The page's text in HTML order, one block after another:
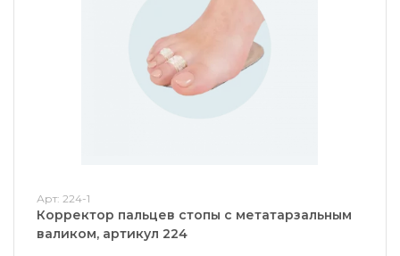
Арт: 224-1
Корректор пальцев стопы с метатарзальным
валиком, артикул 224